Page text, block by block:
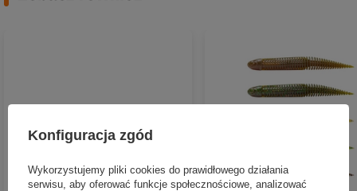
OKAZJA OKAZJA
Konfiguracja zgód
Wykorzystujemy pliki cookies do prawidłowego działania
serwisu, aby oferować funkcje społecznościowe, analizować